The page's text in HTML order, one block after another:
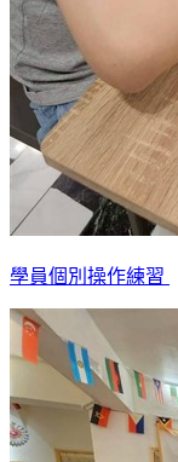
學員個別操作練習